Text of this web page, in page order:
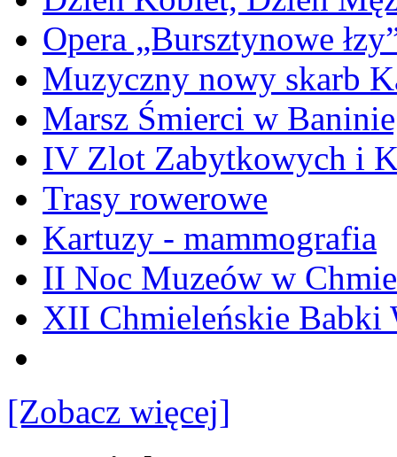
Opera „Bursztynowe
Muzyczny nowy skarb
Marsz Śmierci w
IV Zlot Zabytkowych i
Trasy rowerowe
Kartuzy - mammografia
II Noc Muzeów w
XII Chmieleńskie Babki
[Zobacz więcej]